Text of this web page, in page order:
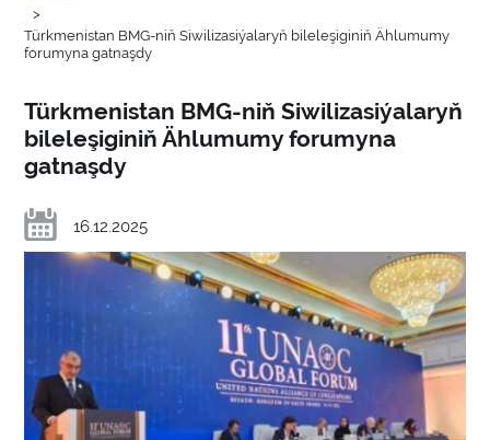
>
Türkmenistan BMG-niň Siwilizasiýalaryň bileleşiginiň Ählumumy
forumyna gatnaşdy
Türkmenistan BMG-niň Siwilizasiýalaryň
bileleşiginiň Ählumumy forumyna
gatnaşdy
16.12.2025